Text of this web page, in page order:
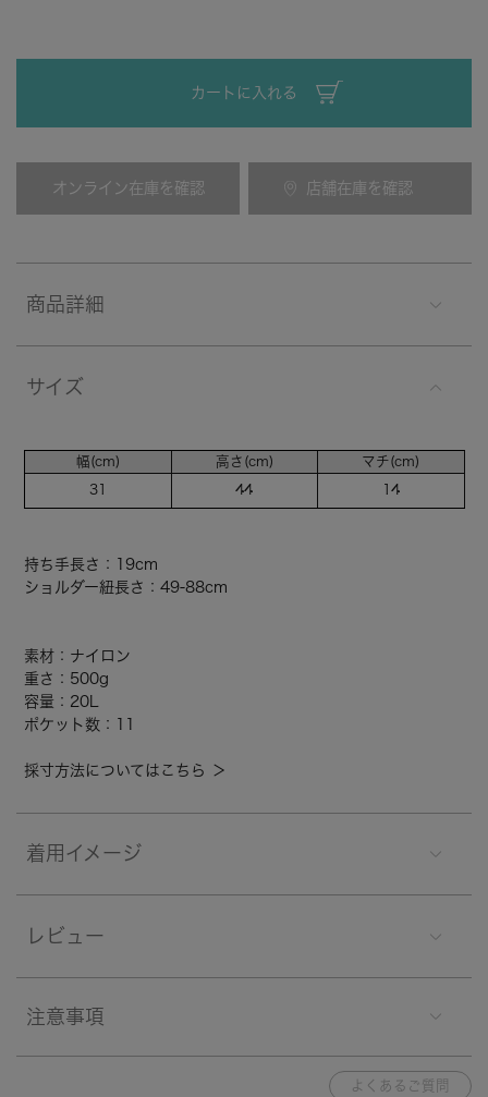
カートに入れる
オンライン在庫を確認 店舗在庫を確認
商品詳細
サイズ
幅(cm)
31
高さ(cm)
44
マチ(cm)
14
持ち手長さ：19cm
ショルダー紐長さ：49-88cm
素材：ナイロン
重さ：500g
容量：20L
ポケット数：11
採寸方法についてはこちら ＞
着用イメージ
レビュー
注意事項
よくあるご質問